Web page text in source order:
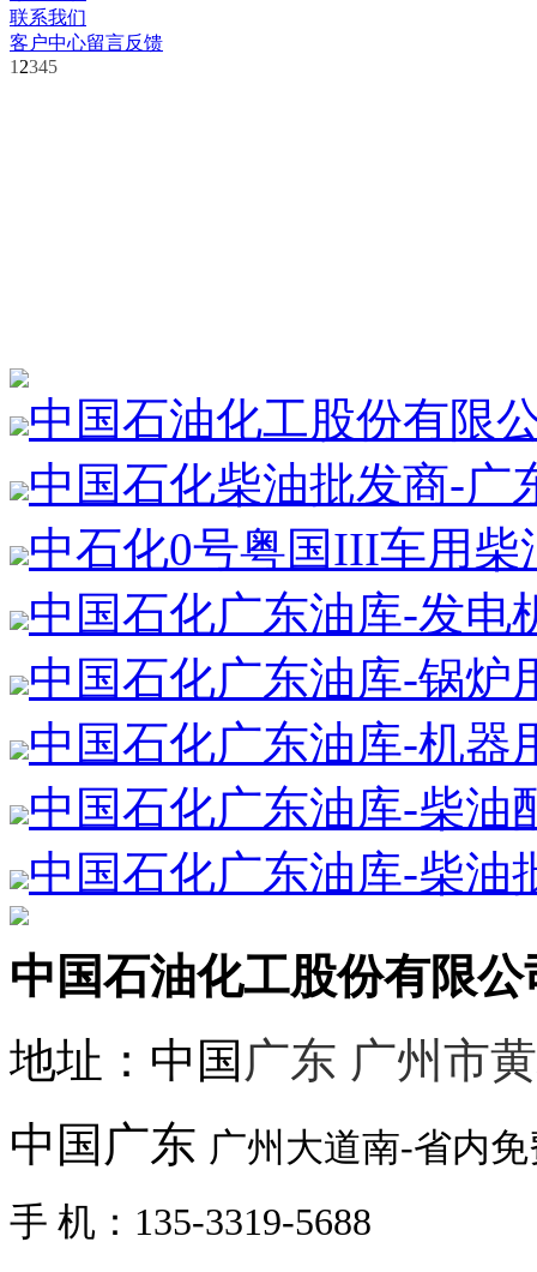
联系我们
客户中心留言反馈
1 2345
中国石油化工股份有限
中国石化柴油批发商-广
中石化0号粤国III车用柴
中国石化广东油库-发电
中国石化广东油库-锅炉
中国石化广东油库-机器
中国石化广东油库-柴油
中国石化广东油库-柴油
中国石油化工股份有限公
地址：中国 广东 广州市
中国广东 广州大道南-省内
手 机：135-3319-5688